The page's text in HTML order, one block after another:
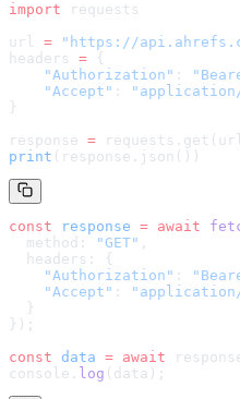
import requests
url = " https://
headers = {
    "Authorization"
:
    "Accept"
:
}
response =
print (response.json())
const response = await
  method:
"GET" ,
  headers: {
    "Authorization"
:
    "Accept"
:
  }
});
const data = await
console. log (data);